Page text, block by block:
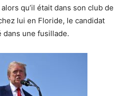
qu’il était dans son club de
lui en Floride, le candidat
dans une fusillade.